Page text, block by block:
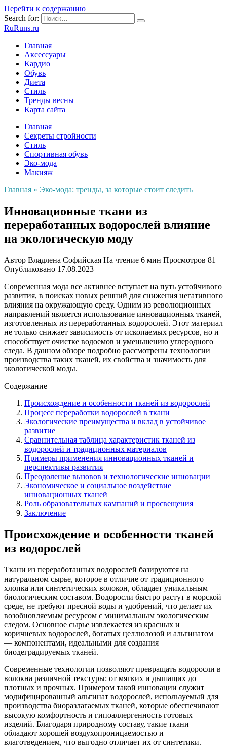
Перейти к содержанию
Search for:
RuRuns.ru
Главная
Аксессуары
Кардио
Обувь
Диета
Стиль
Тренды весны
Карта сайта
Главная
Секреты стройности
Стиль
Спортивная обувь
Эко-мода
Макияж
Главная » Эко-мода: тренды, за которые стоит следить
Инновационные ткани из
переработанных водорослей влияние
на экологическую моду
Автор Владлена Софийская На чтение 6 мин Просмотров 81
Опубликовано 17.08.2023
Современная мода все активнее вступает на путь устойчивого
развития, в поисках новых решний для снижения негативного
влияния на окружающую среду. Одним из революционных
направлений является использование инновационных тканей,
изготовленных из переработанных водорослей. Этот материал
не только снижает зависимость от ископаемых ресурсов, но и
способствует очистке водоемов и уменьшению углеродного
следа. В данном обзоре подробно рассмотрены технологии
производства таких тканей, их свойства и значимость для
экологической моды.
Содержание
Происхождение и особенности тканей из водорослей
Процесс переработки водорослей в ткани
Экологические преимущества и вклад в устойчивое
развитие
Сравнительная таблица характеристик тканей из
водорослей и традиционных материалов
Примеры применения инновационных тканей и
перспективы развития
Преодоление вызовов и технологические инновации
Экономическое и социальное воздействие
инновационных тканей
Роль образовательных кампаний и просвещения
Заключение
Происхождение и особенности тканей
из водорослей
Ткани из переработанных водорослей базируются на
натуральном сырье, которое в отличие от традиционного
хлопка или синтетических волокон, обладает уникальным
биологическим составом. Водоросли быстро растут в морской
среде, не требуют пресной воды и удобрений, что делает их
возобновляемым ресурсом с минимальным экологическим
следом. Основное сырье извлекается из красных и
коричневых водорослей, богатых целлюлозой и альгинатом
— компонентами, идеальными для создания
биодеградируемых тканей.
Современные технологии позволяют превращать водоросли в
волокна различной текстуры: от мягких и дышащих до
плотных и прочных. Примером такой инновации служит
модифицированный альгинат водорослей, используемый для
производства биоразлагаемых тканей, которые обеспечивают
высокую комфортность и гипоаллергенность готовых
изделий. Благодаря природному составу, такие ткани
обладают хорошей воздухопроницаемостью и
влаготведением, что выгодно отличает их от синтетики.